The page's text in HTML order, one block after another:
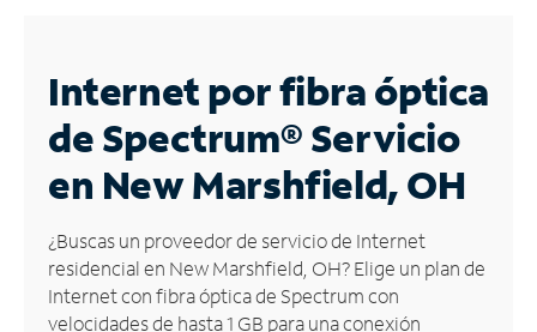
Business
Contáctanos
Inglés
Administrar
cuenta
Internet por fibra óptica
de Spectrum®Servicio
en New Marshfield, OH
¿Buscas un proveedor de servicio de Internet
residencial en New Marshfield, OH? Elige un plan de
Internet con fibra óptica de Spectrum con
velocidades de hasta 1 GB para una conexión